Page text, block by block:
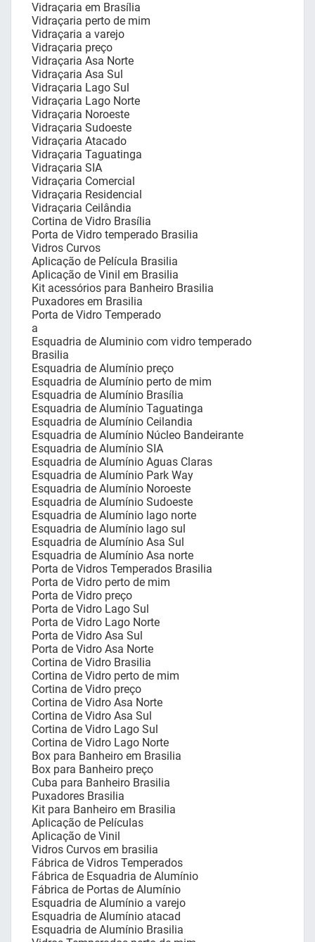
Vidraçaria em Brasília
Vidraçaria perto de mim
Vidraçaria a varejo
Vidraçaria preço
Vidraçaria Asa Norte
Vidraçaria Asa Sul
Vidraçaria Lago Sul
Vidraçaria Lago Norte
Vidraçaria Noroeste
Vidraçaria Sudoeste
Vidraçaria Atacado
Vidraçaria Taguatinga
Vidraçaria SIA
Vidraçaria Comercial
Vidraçaria Residencial
Vidraçaria Ceilândia
Cortina de Vidro Brasília
Porta de Vidro temperado Brasilia
Vidros Curvos
Aplicação de Película Brasilia
Aplicação de Vinil em Brasilia
Kit acessórios para Banheiro Brasilia
Puxadores em Brasilia
Porta de Vidro Temperado
a
Esquadria de Aluminio com vidro temperado
Brasilia
Esquadria de Alumínio preço
Esquadria de Alumínio perto de mim
Esquadria de Alumínio Brasília
Esquadria de Alumínio Taguatinga
Esquadria de Alumínio Ceilandia
Esquadria de Alumínio Núcleo Bandeirante
Esquadria de Alumínio SIA
Esquadria de Alumínio Aguas Claras
Esquadria de Alumínio Park Way
Esquadria de Alumínio Noroeste
Esquadria de Alumínio Sudoeste
Esquadria de Alumínio lago norte
Esquadria de Alumínio lago sul
Esquadria de Alumínio Asa Sul
Esquadria de Alumínio Asa norte
Porta de Vidros Temperados Brasilia
Porta de Vidro perto de mim
Porta de Vidro preço
Porta de Vidro Lago Sul
Porta de Vidro Lago Norte
Porta de Vidro Asa Sul
Porta de Vidro Asa Norte
Cortina de Vidro Brasilia
Cortina de Vidro perto de mim
Cortina de Vidro preço
Cortina de Vidro Asa Norte
Cortina de Vidro Asa Sul
Cortina de Vidro Lago Sul
Cortina de Vidro Lago Norte
Box para Banheiro em Brasilia
Box para Banheiro preço
Cuba para Banheiro Brasilia
Puxadores Brasilia
Kit para Banheiro em Brasilia
Aplicação de Películas
Aplicação de Vinil
Vidros Curvos em brasilia
Fábrica de Vidros Temperados
Fábrica de Esquadria de Alumínio
Fábrica de Portas de Alumínio
Esquadria de Alumínio a varejo
Esquadria de Alumínio atacad
Esquadria de Alumínio Brasilia